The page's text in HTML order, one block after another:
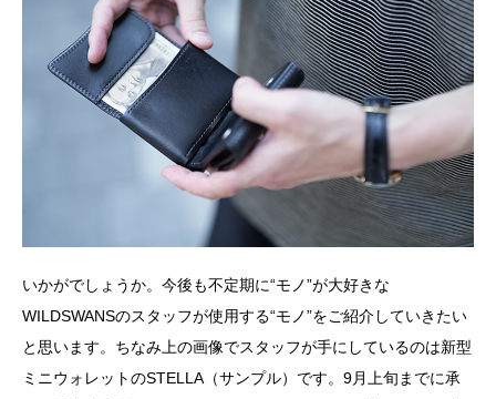
いかがでしょうか。今後も不定期に“モノ”が大好きな
WILDSWANSのスタッフが使用する“モノ”をご紹介していきたい
と思います。ちなみ上の画像でスタッフが手にしているのは新型
ミニウォレットのSTELLA（サンプル）です。9月上旬までに承